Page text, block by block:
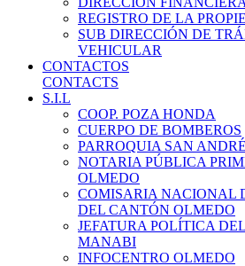
REGISTRO DE LA
SUB DIRECCIÓN DE
VEHICULAR
CONTACTOS
CONTACTS
S.I.L
COOP. POZA HONDA
CUERPO DE BOMBEROS
PARROQUIA SAN
NOTARIA PÚBLICA
OLMEDO
COMISARIA NACIONAL
DEL CANTÓN OLMEDO
JEFATURA POLÍTICA
MANABI
INFOCENTRO OLMEDO